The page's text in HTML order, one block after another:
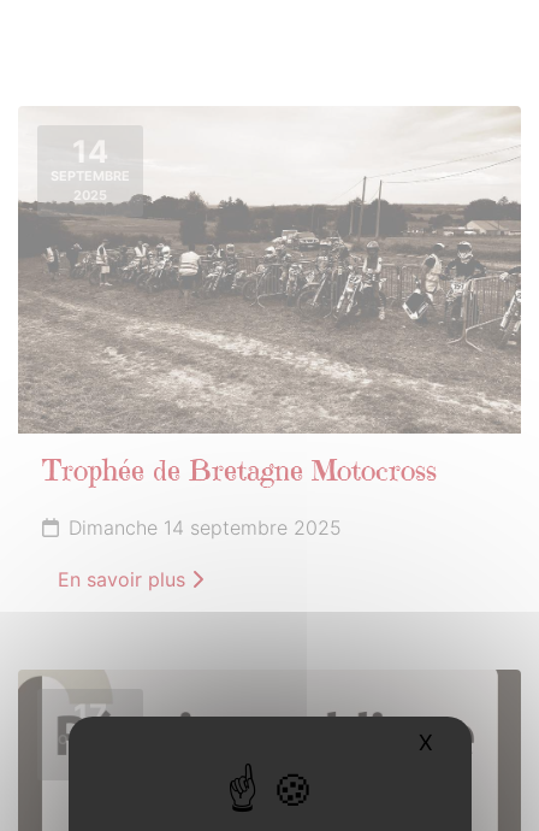
14
SEPTEMBRE
2025
Trophée de Bretagne Motocross
Dimanche 14 septembre 2025
En savoir plus
17
OCTOBRE
X Masquer